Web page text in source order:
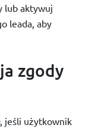
lub aktywuj
leada, aby
zgody
, jeśli użytkownik